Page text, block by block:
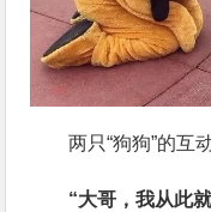
两只“狗狗”的互
“大哥，我从此